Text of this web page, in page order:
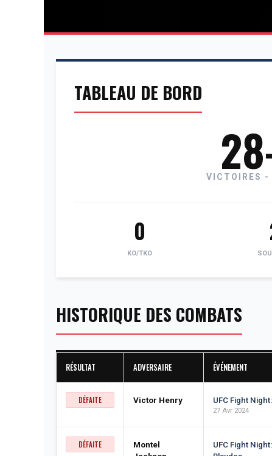
TABLEAU DE BORD
VICTOIRES -
0
KO/TKO
HISTORIQUE DES COMBATS
RÉSULTAT ADVERSAIRE ÉVÉNEMENT
DÉFAITE Victor Henry UFC Fight
27 Avr 2024
DÉFAITE
Montel
UFC Fight